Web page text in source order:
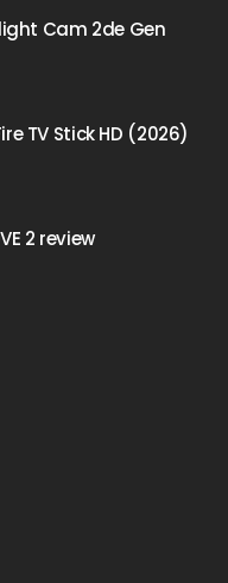
Cam 2de Gen
TV Stick HD (2026)
2 review